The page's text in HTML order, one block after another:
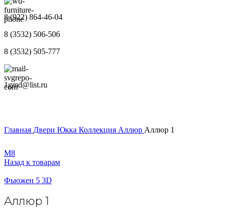
8 (922) 864-46-04
8 (3532) 506-506
8 (3532) 505-777
1gmd@list.ru
Главная Двери Юкка Коллекция Аллюр Аллюр 1
М8
Назад к товарам
Фьюжен 5 3D
Аллюр 1